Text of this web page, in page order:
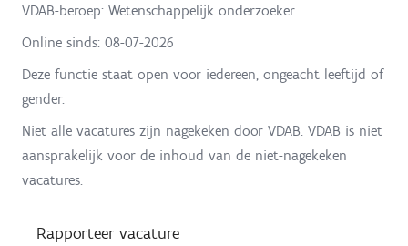
VDAB-beroep: Wetenschappelijk onderzoeker
Online sinds: 08-07-2026
Deze functie staat open voor iedereen, ongeacht leeftijd of
gender.
Niet alle vacatures zijn nagekeken door VDAB. VDAB is niet
aansprakelijk voor de inhoud van de niet-nagekeken
vacatures.
Rapporteer vacature